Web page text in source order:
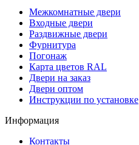
Межкомнатные двери
Входные двери
Раздвижные двери
Фурнитура
Погонаж
Карта цветов RAL
Двери на заказ
Двери оптом
Инструкции по установке
Информация
Контакты